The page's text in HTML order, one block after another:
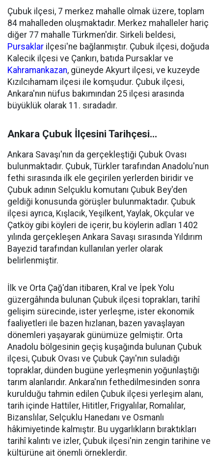
Çubuk ilçesi, 7 merkez mahalle olmak üzere, toplam
84 mahalleden oluşmaktadır. Merkez mahalleler hariç
diğer 77 mahalle Türkmen'dir. Sirkeli beldesi,
Pursaklar ilçesi'ne bağlanmıştır. Çubuk ilçesi, doğuda
Kalecik ilçesi ve Çankırı, batıda Pursaklar ve
Kahramankazan, güneyde Akyurt ilçesi, ve kuzeyde
Kızılcıhamam ilçesi ile komşudur. Çubuk ilçesi,
Ankara'nın nüfus bakımından 25 ilçesi arasında
büyüklük olarak 11. sıradadır.
Ankara Çubuk İlçesini Tarihçesi...
Ankara Savaşı'nın da gerçekleştiği Çubuk Ovası
bulunmaktadır. Çubuk, Türkler tarafından Anadolu'nun
fethi sırasında ilk ele geçirilen yerlerden biridir ve
Çubuk adının Selçuklu komutanı Çubuk Bey'den
geldiği konusunda görüşler bulunmaktadır. Çubuk
ilçesi ayrıca, Kışlacık, Yeşilkent, Yaylak, Okçular ve
Çatköy gibi köyleri de içerir, bu köylerin adları 1402
yılında gerçekleşen Ankara Savaşı sırasında Yıldırım
Bayezid tarafından kullanılan yerler olarak
belirlenmiştir.
İlk ve Orta Çağ'dan itibaren, Kral ve İpek Yolu
güzergâhında bulunan Çubuk ilçesi toprakları, tarihî
gelişim sürecinde, ister yerleşme, ister ekonomik
faaliyetleri ile bazen hızlanan, bazen yavaşlayan
dönemleri yaşayarak günümüze gelmiştir. Orta
Anadolu bölgesinin geçiş kuşağında bulunan Çubuk
ilçesi, Çubuk Ovası ve Çubuk Çayı'nın suladığı
topraklar, dünden bugüne yerleşmenin yoğunlaştığı
tarım alanlarıdır. Ankara'nın fethedilmesinden sonra
kurulduğu tahmin edilen Çubuk ilçesi yerleşim alanı,
tarih içinde Hattiler, Hititler, Frigyalılar, Romalılar,
Bizanslılar, Selçuklu Hanedanı ve Osmanlı
hâkimiyetinde kalmıştır. Bu uygarlıkların bıraktıkları
tarihî kalıntı ve izler, Çubuk ilçesi'nin zengin tarihine ve
kültürüne ait önemli örneklerdir.